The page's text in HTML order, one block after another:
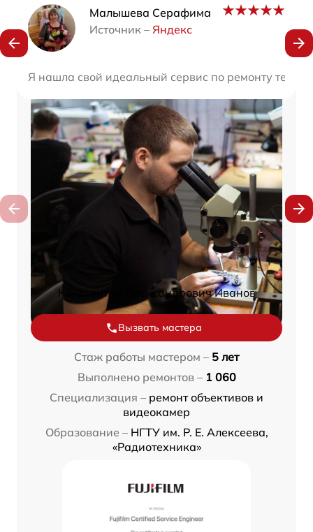
Малышева Серафима
Источник – Яндекс
Я нашла свой идеальный сервис по ремонту
Наши мастера
Константин Александрович Иванов
Вызвать мастера
Стаж работы мастером – 5 лет
Выполнено ремонтов – 1 060
Специализация – ремонт объективов и
видеокамер
Образование – НГТУ им. Р. Е. Алексеева,
«Радиотехника»